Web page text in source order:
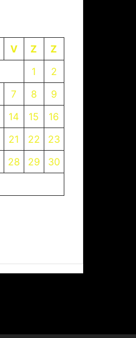
V Z
Z
1
2
7 8
9
14 15
16
21 22
23
28 29
30